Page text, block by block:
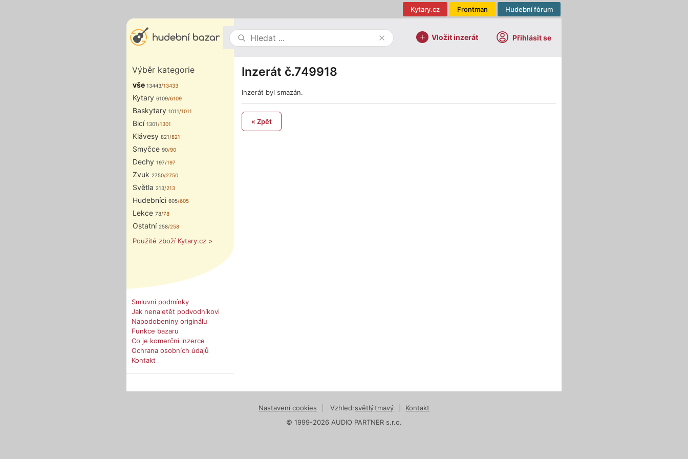
Hudební fórum
Frontman
Kytary.cz
Vložit inzerát Přihlásit se
Výběr kategorie
vše 13443/13433
Kytary 6109/6109
Baskytary 1011/1011
Bicí 1301/1301
Klávesy 821/821
Smyčce 90/90
Dechy 197/197
Zvuk 2750/2750
Světla 213/213
Hudebníci 605/605
Lekce 78/78
Ostatní 258/258
Použité zboží Kytary.cz >
Smluvní podmínky
Jak nenaletět podvodníkovi
Napodobeniny originálu
Funkce bazaru
Co je komerční inzerce
Ochrana osobních údajů
Kontakt
Inzerát č.749918
Inzerát byl smazán.
« Zpět
Nastavení cookies Vzhled:světlýtmavý
Kontakt
© 1999-2026 AUDIO PARTNER s.r.o.